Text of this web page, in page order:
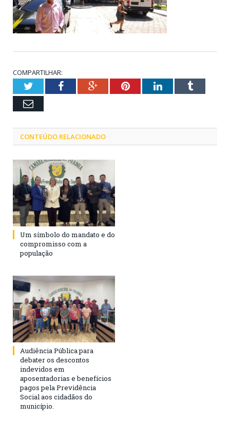
COMPARTILHAR:
TwitterFacebookGoogle+PinterestLinkedInTumblr
Email
CONTEÚDO RELACIONADO
Um símbolo do mandato e do
compromisso com a
população
Audiência Pública para
debater os descontos
indevidos em
aposentadorias e benefícios
pagos pela Previdência
Social aos cidadãos do
município.